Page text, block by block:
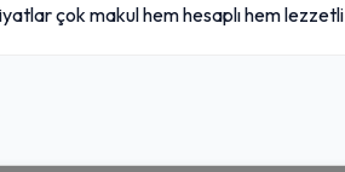
çok makul hem hesaplı hem lezzetli